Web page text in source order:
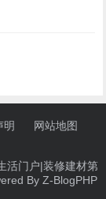
明
网站地图
活门户|装修建材第
ByZ-BlogPHP